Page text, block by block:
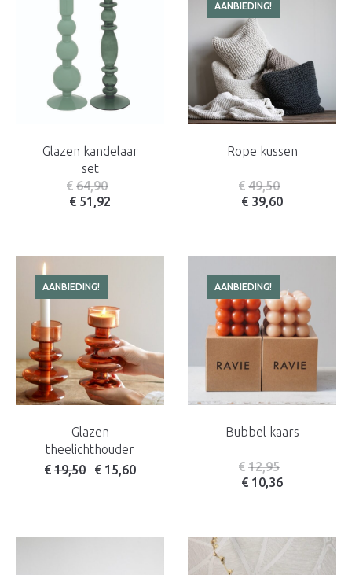
Glazen kandelaar
set
€ 64,90
€ 51,92
AANBIEDING!
Rope kussen
€ 49,50
€ 39,60
AANBIEDING!
Glazen
theelichthouder
Oorspronkelijke prijs was: € 23,50.
€ 19,50Huidige prijs is: € 19,50.
€ 15,60
AANBIEDING!
Bubbel kaars
€ 12,95
€ 10,36